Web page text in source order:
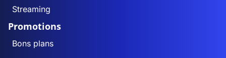
Streaming
Promotions
Bons plans